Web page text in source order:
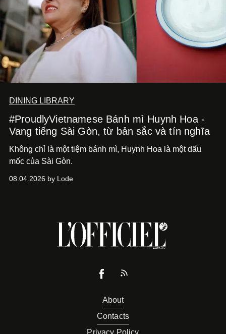
DINING LIBRARY
#ProudlyVietnamese Bánh mì Huynh Hoa -
Vang tiếng Sài Gòn, từ bản sắc và tín nghĩa
Không chỉ là một tiệm bánh mì, Huynh Hoa là một dấu
mốc của Sài Gòn.
08.04.2026 by Lode
About
Contacts
Privacy Policy